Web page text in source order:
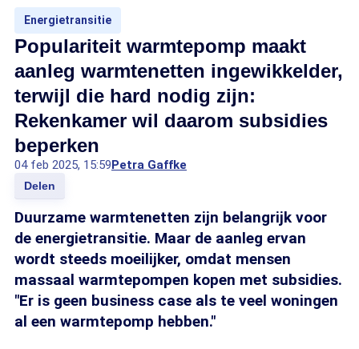
Energietransitie
Populariteit warmtepomp maakt
aanleg warmtenetten ingewikkelder,
terwijl die hard nodig zijn:
Rekenkamer wil daarom subsidies
beperken
04 feb 2025, 15:59Petra Gaffke
Delen
Duurzame warmtenetten zijn belangrijk voor
de energietransitie. Maar de aanleg ervan
wordt steeds moeilijker, omdat mensen
massaal warmtepompen kopen met subsidies.
"Er is geen business case als te veel woningen
al een warmtepomp hebben."